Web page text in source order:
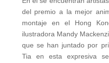
del premio a la mejor
montaje en el Hong
ilustradora Mandy
que se han juntado por
Tia en esta expresiva